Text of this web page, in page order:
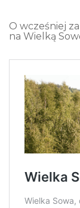
O wcześniej
na Wielką